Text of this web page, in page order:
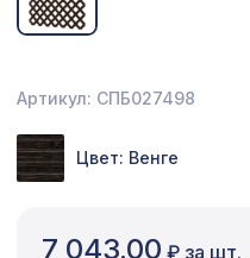
Натуральные
Плинтусы
Распродажа
Артикул: СПБ027498
Цвет: Венге
7 043.00 ₽ за шт.